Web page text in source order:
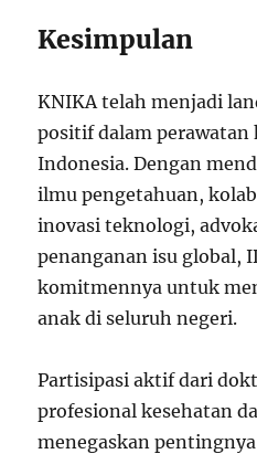
Kesimpulan
KNIKA telah menjadi
positif dalam perawatan
Indonesia. Dengan
ilmu pengetahuan,
inovasi teknologi,
penanganan isu global,
komitmennya untuk
anak di seluruh negeri.
Partisipasi aktif dari
profesional kesehatan
menegaskan